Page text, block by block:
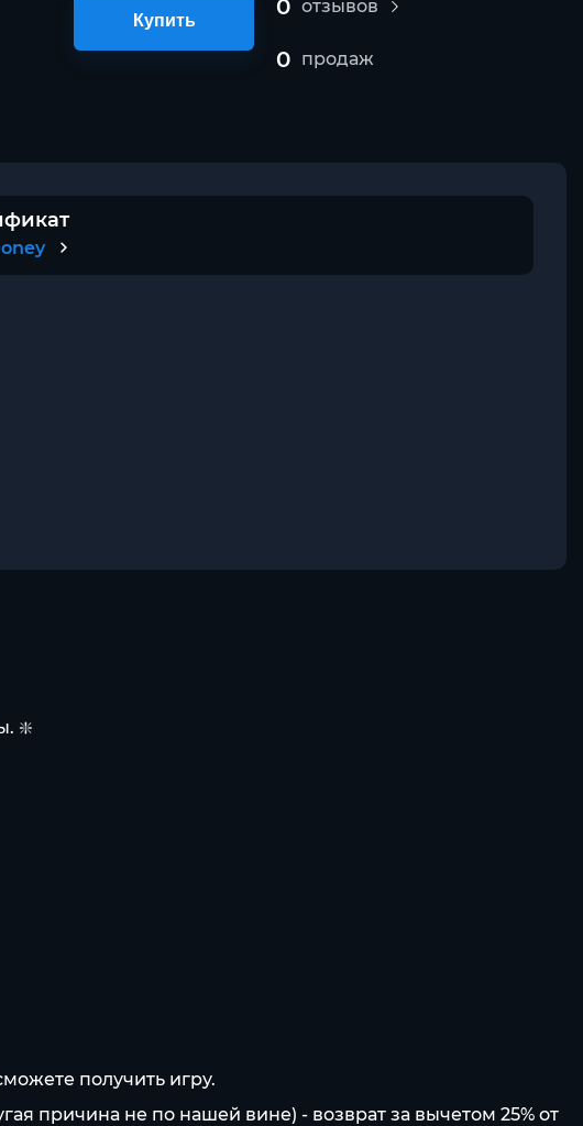
Купить
0 отзывов
0 продаж
❇️
получить игру.
причина не по нашей вине) - возврат за вычетом 25% от